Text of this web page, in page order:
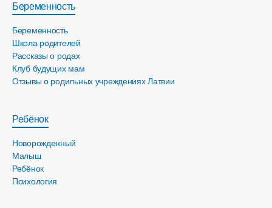
Беременность
Беременность
Школа родителей
Рассказы о родах
Клуб будущих мам
Отзывы о родильных учреждениях Латвии
Ребёнок
Новорожденный
Малыш
Ребёнок
Психология